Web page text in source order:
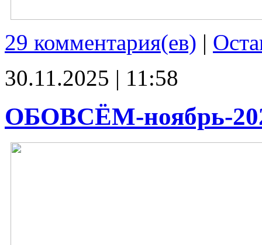
29 комментария(ев) |
30.11.2025 | 11:58
ОБОВСЁМ-ноябрь-